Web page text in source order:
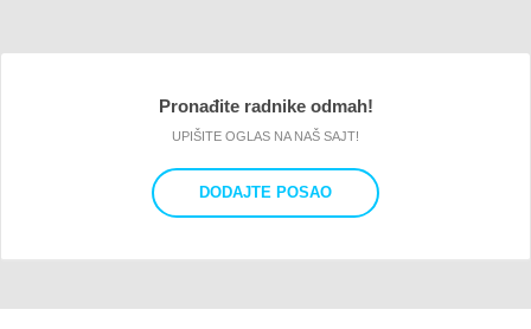
Pronađite radnike odmah!
UPIŠITE OGLAS NA NAŠ SAJT!
DODAJTE POSAO